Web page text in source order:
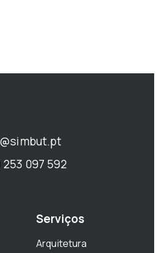
253 097 592
Serviços
Arquitetura